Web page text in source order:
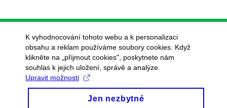
K vyhodnocování tohoto webu a k personalizaci
obsahu a reklam používáme soubory cookies. Když
klikněte na „přijmout cookies", poskytnete nám
souhlas k jejich uložení, správě a analýze.
Upravit možnosti
Jen nezbytné